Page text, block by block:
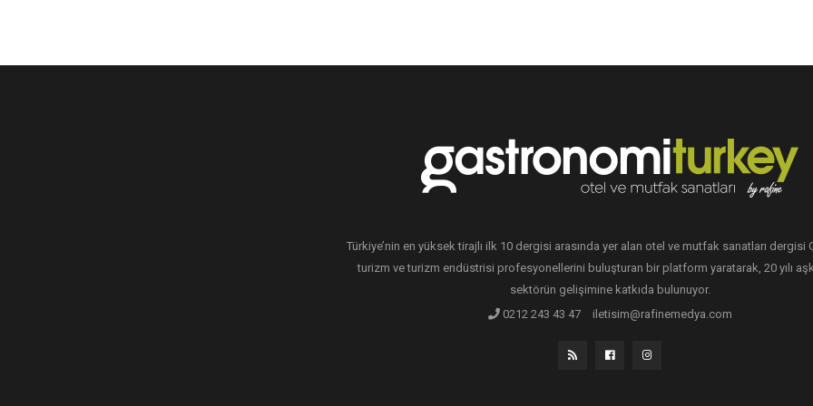
Türkiye’nin en yüksek tirajlı ilk 10 dergisi arasında yer alan otel ve mutfak sanatları dergisi
turizm ve turizm endüstrisi profesyonellerini buluşturan bir platform yaratarak, 20 yılı
sektörün gelişimine katkıda bulunuyor.
0212 243 43 47
iletisim@rafinemedya.com